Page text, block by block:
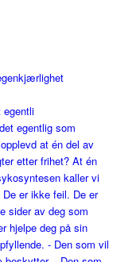
egentli